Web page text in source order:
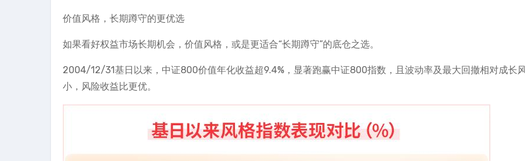
价值风格，长期蹲守的更优选
如果看好权益市场长期机会，价值风格，或是更适合“长期蹲守”的底仓之选。
2004/12/31基日以来，中证800价值年化收益超9.4%，显著跑赢中证800指数，且波动率及最大回撤相对成长
小，风险收益比更优。